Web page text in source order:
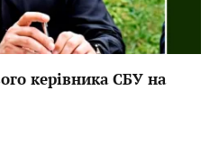
керівника СБУ на